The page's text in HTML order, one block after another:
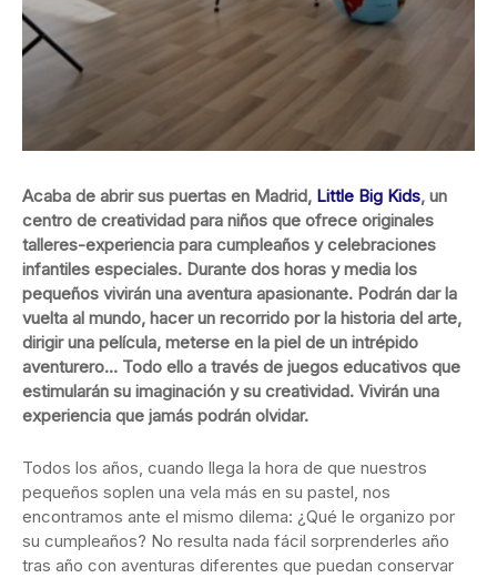
Acaba de abrir sus puertas en Madrid, Little Big Kids, un
centro de creatividad para niños que ofrece originales
talleres-experiencia para cumpleaños y celebraciones
infantiles especiales. Durante dos horas y media los
pequeños vivirán una aventura apasionante. Podrán dar la
vuelta al mundo, hacer un recorrido por la historia del arte,
dirigir una película, meterse en la piel de un intrépido
aventurero… Todo ello a través de juegos educativos que
estimularán su imaginación y su creatividad. Vivirán una
experiencia que jamás podrán olvidar.
Todos los años, cuando llega la hora de que nuestros
pequeños soplen una vela más en su pastel, nos
encontramos ante el mismo dilema: ¿Qué le organizo por
su cumpleaños? No resulta nada fácil sorprenderles año
tras año con aventuras diferentes que puedan conservar